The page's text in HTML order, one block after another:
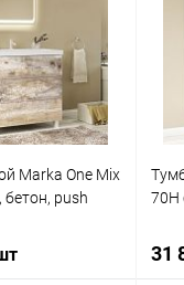
Под заказ
Marka One Mix
push
70Н
31